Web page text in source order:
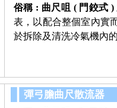
俗稱 : 曲尺咀 ( 門鉸式 )
表，以配合整個室內實
於拆除及清洗冷氣機內的
彈弓膽曲尺散流器